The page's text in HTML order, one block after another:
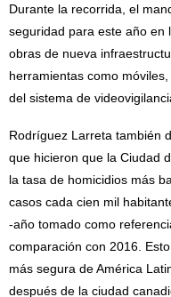
Durante la recorrida, el
seguridad para este año en
obras de nueva
herramientas como
del sistema de
Rodríguez Larreta también
que hicieron que la Ciudad
la tasa de homicidios más
casos cada cien mil
-año tomado como
comparación con 2016.
más segura de América
después de la ciudad